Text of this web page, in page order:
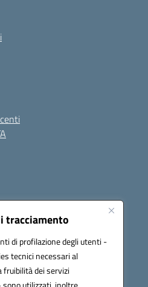
tracciamento
di profilazione degli utenti -
tecnici necessari al
dei servizi